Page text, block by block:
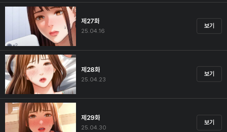
제27화
25.04.16
보기
제28화
25.04.23
보기
제29화
25.04.30
보기